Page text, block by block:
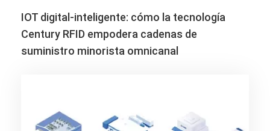
IOT digital-inteligente: cómo la tecnología
Century RFID empodera cadenas de
suministro minorista omnicanal